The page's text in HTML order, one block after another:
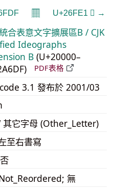
𝄜 U+26FE1 𦿡 →
合表意文字擴展區B / CJK
Ideographs
B (U+20000–
PDF表格
3.1 發布於 2001/03
其它字母 (Other_Letter)
至右書寫
無